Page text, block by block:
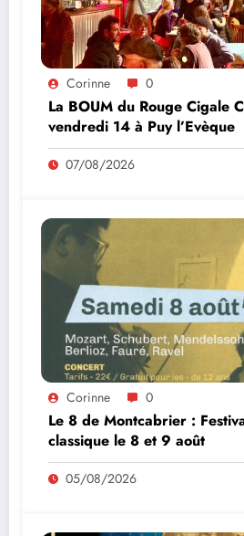
Corinne 0
La BOUM du Rouge Cigale
vendredi 14 à Puy l’Evèque
07/08/2026
Corinne 0
Le 8 de Montcabrier :
classique le 8 et 9 août
05/08/2026